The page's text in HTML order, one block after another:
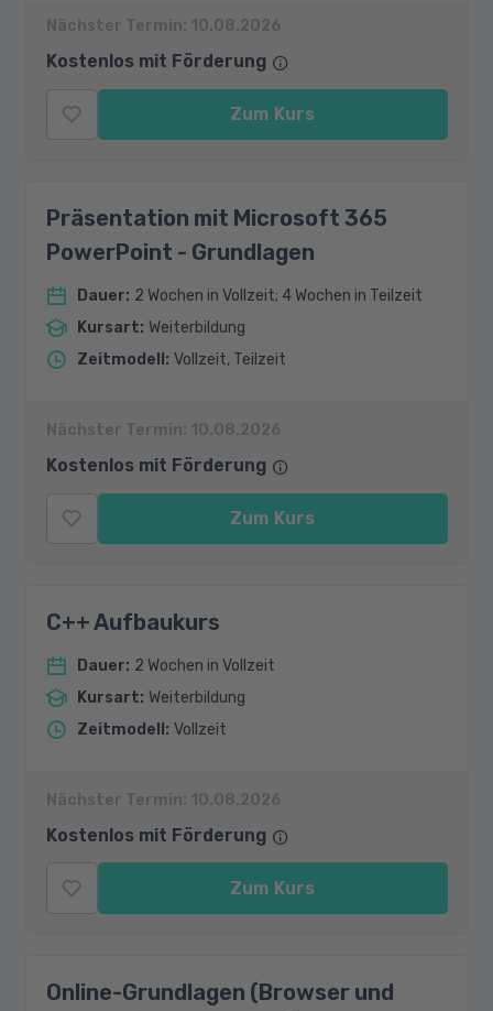
Nächster Termin: 10.08.2026
Kostenlos mit Förderung
Zum Kurs
Präsentation mit Microsoft 365
PowerPoint - Grundlagen
Dauer: 2 Wochen in Vollzeit; 4 Wochen in Teilzeit
Kursart: Weiterbildung
Zeitmodell : Vollzeit, Teilzeit
Nächster Termin: 10.08.2026
Kostenlos mit Förderung
Zum Kurs
C++ Aufbaukurs
Dauer: 2 Wochen in Vollzeit
Kursart: Weiterbildung
Zeitmodell : Vollzeit
Nächster Termin: 10.08.2026
Kostenlos mit Förderung
Zum Kurs
Online-Grundlagen (Browser und